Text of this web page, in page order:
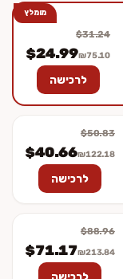
מומלץ
$31.24
$24.99₪75.10
לרכישה
$50.83
$40.66₪122.18
לרכישה
$88.96
$71.17₪213.84